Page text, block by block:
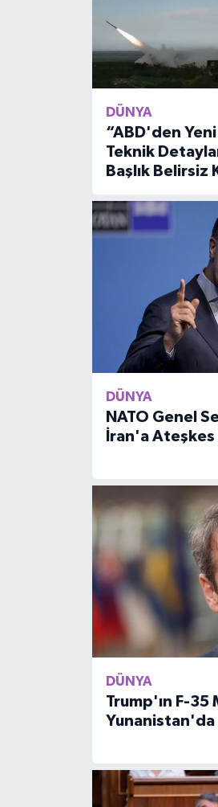
DÜNYA
“ABD'den Yeni
Teknik
Başlık Belirsiz
DÜNYA
NATO Genel
İran'a Ateşkes
DÜNYA
Trump'ın F-35
Yunanistan'da